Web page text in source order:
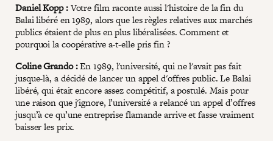
Daniel Kopp :Votre film raconte aussi l'histoire de la fin du
Balai libéré en 1989, alors que les règles relatives aux marchés
publics étaient de plus en plus libéralisées. Comment et
pourquoi la coopérative a-t-elle pris fin ?
Coline Grando :En 1989, l'université, qui ne l'avait pas fait
jusque-là, a décidé de lancer un appel d'offres public. Le Balai
libéré, qui était encore assez compétitif, a postulé. Mais pour
une raison que j'ignore, l’université a relancé un appel d’offres
jusqu’à ce qu’une entreprise flamande arrive et fasse vraiment
baisser les prix.